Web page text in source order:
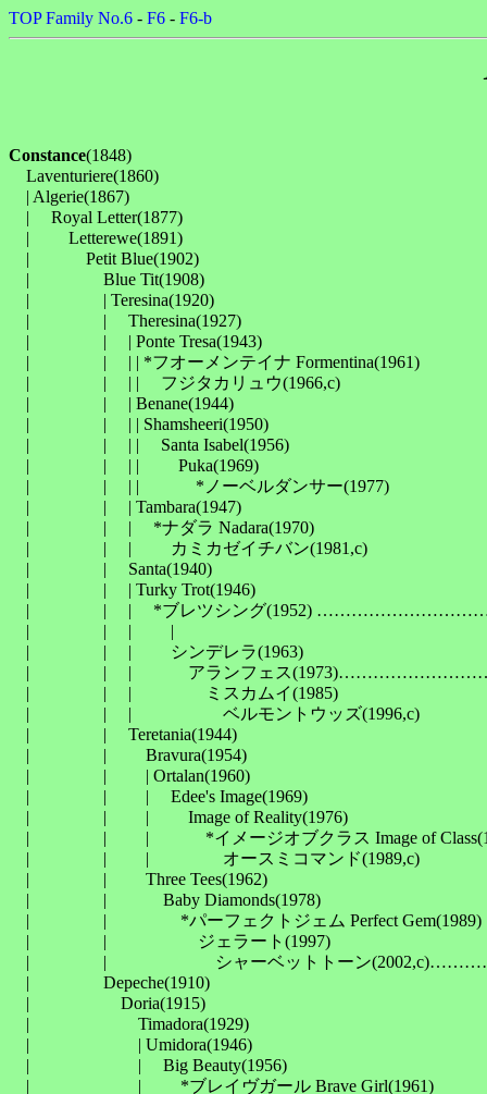
TOP Family No.6 - F6 - F6-b
Constance(1848)
Laventuriere(1860)
| Algerie(1867)
| 　Royal Letter(1877)
| 　　Letterewe(1891)
| 　　　Petit Blue(1902)
| 　　　　Blue Tit(1908)
| 　　　　| Teresina(1920)
| 　　　　| 　Theresina(1927)
| 　　　　| 　| Ponte Tresa(1943)
| 　　　　| 　| | *フオーメンテイナ Formentina(1961)
| 　　　　| 　| | 　フジタカリュウ(1966,c)
| 　　　　| 　| Benane(1944)
| 　　　　| 　| | Shamsheeri(1950)
| 　　　　| 　| | 　Santa Isabel(1956)
| 　　　　| 　| | 　　Puka(1969)
| 　　　　| 　| | 　　　*ノーベルダンサー(1977)
| 　　　　| 　| Tambara(1947)
| 　　　　| 　| 　*ナダラ Nadara(1970)
| 　　　　| 　| 　　カミカゼイチバン(1981,c)
| 　　　　| 　Santa(1940)
| 　　　　| 　| Turky Trot(1946)
| 　　　　| 　| 　*ブレツシング(1952)
| 　　　　| 　| 　　| 　　　　　　　　　　　　　　　　　
| 　　　　| 　| 　　シンデレラ(1963)
| 　　　　| 　| 　　　アランフェス
| 　　　　| 　| 　　　　ミスカムイ(1985)
| 　　　　| 　| 　　　　　ベルモントウッズ(1996,c)
| 　　　　| 　Teretania(1944)
| 　　　　| 　　Bravura(1954)
| 　　　　| 　　| Ortalan(1960)
| 　　　　| 　　| 　Edee's Image(1969)
| 　　　　| 　　| 　　Image of Reality(1976)
| 　　　　| 　　| 　　　*イメージオブクラス Image of
| 　　　　| 　　| 　　　　オースミコマンド(1989,c)
| 　　　　| 　　Three Tees(1962)
| 　　　　| 　　　Baby Diamonds(1978)
| 　　　　| 　　　　*パーフェクトジェム Perfect Gem(1989)
| 　　　　| 　　　　　ジェラート(1997)
| 　　　　| 　　　　　　シャーベットトーン
| 　　　　Depeche(1910)
| 　　　　　Doria(1915)
| 　　　　　　Timadora(1929)
| 　　　　　　| Umidora(1946)
| 　　　　　　| 　Big Beauty(1956)
| 　　　　　　| 　　*ブレイヴガール Brave Girl(1961)